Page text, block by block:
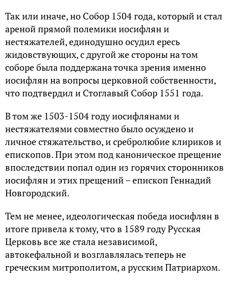
Так или иначе, но Собор 1504 года, который и стал
ареной прямой полемики иосифлян и
нестяжателей, единодушно осудил ересь
жидовствующих, с другой же стороны на том
соборе была поддержана точка зрения именно
иосифлян на вопросы церковной собственности,
что подтвердил и Стоглавый Собор 1551 года.
В том же 1503-1504 году иосифлянами и
нестяжателями совместно было осуждено и
личное стяжательство, и сребролюбие клириков и
епископов. При этом под каноническое прещение
впоследствии попал один из горячих сторонников
иосифлян и этих прещений – епископ Геннадий
Новгородский.
Тем не менее, идеологическая победа иосифлян в
итоге привела к тому, что в 1589 году Русская
Церковь все же стала независимой,
автокефальной и возглавлялась теперь не
греческим митрополитом, а русским Патриархом.